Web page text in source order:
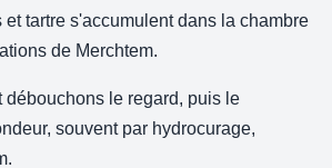
tartre s'accumulent dans la chambre
de Merchtem.
débouchons le regard, puis le
souvent par hydrocurage,